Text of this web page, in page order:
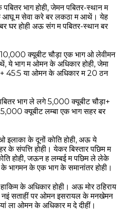
भाग होही, जेमन पबितर-स्थान म
आघू म सेवा करे बर लकठा म आथें। येह
घर होही अऊ संग म पबितर-स्थान बर
क्यूबीट चौड़ा एक भाग ओ लेवीमन
ये भाग म ओमन के अधिकार होही, जेमा
45:5 या ओमन के अधिकार म 20 ठन
भाग ले लगे 5,000 क्यूबीट चौड़ा+
क्यूबीट लम्बा एक भाग सहर बर
इलाका के दूनों कोति होही, अऊ ये
के संपत्ति होही। येकर बिस्तार पछिम म
होही, जऊन ह लम्बई म पछिम ले लेके
भागमन के एक भाग के समानांतर होही।
के अधिकार होही। अऊ मोर ठहिराय
नइं सताहीं पर ओमन इसरायल के मनखेमन
ला ओमन के अधिकार म दे दीहीं।